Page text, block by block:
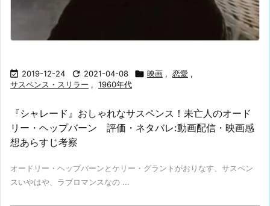
 2019-12-24  2021-04-08  映画 , 恋愛 ,
サスペンス・スリラー , 1960年代
『シャレード』おしゃれなサスペンス！未亡人のオード
リー・ヘップバーン 評価・ネタバレ:動画配信・映画感
想あらすじ考察
オードリー・ヘップバーンとケリー・グラントがおりなす、サスペン
スいやはや、ラブロマンスなの ...